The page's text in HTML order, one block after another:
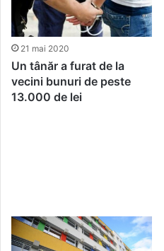
21 mai 2020
Un tânăr a furat de la
vecini bunuri de peste
13.000 de lei